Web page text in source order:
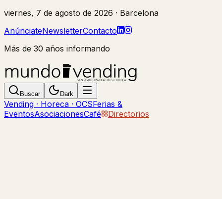
viernes, 7 de agosto de 2026 · Barcelona
AnúnciateNewsletterContacto
Más de 30 años informando
Buscar Dark
Vending · Horeca · OCSFerias &
EventosAsociacionesCafé Directorios